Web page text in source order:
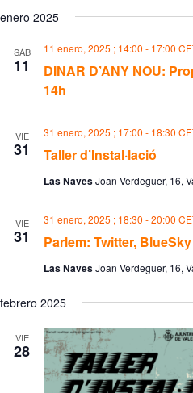
enero 2025
SÁB
11
DINAR D’ANY NOU:
14h
11 enero, 2025 ; 14:00 - 17:00
VIE
31 Taller d’Instal·lació
31 enero, 2025 ; 17:00 - 18:30
Las NavesJoan Verdeguer, 16,
VIE
31 Parlem: Twitter,
31 enero, 2025 ; 18:30 -20:00
Las NavesJoan Verdeguer, 16,
febrero 2025
VIE
28